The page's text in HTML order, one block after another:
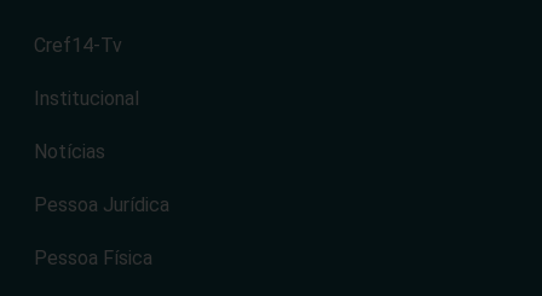
Cref14-Tv
Institucional
Notícias
Pessoa Jurídica
Pessoa Física